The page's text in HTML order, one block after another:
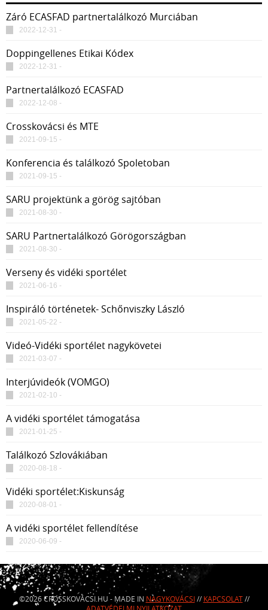
Záró ECASFAD partnertalálkozó Murciában
2022-12-31 -
Doppingellenes Etikai Kódex
2022-12-31 -
Partnertalálkozó ECASFAD
2022-12-08 -
Crosskovácsi és MTE
2021-09-15 -
Konferencia és találkozó Spoletoban
2021-09-15 -
SARU projektünk a görög sajtóban
2021-08-30 -
SARU Partnertalálkozó Görögországban
2021-08-30 -
Verseny és vidéki sportélet
2021-06-16 -
Inspiráló történetek- Schőnviszky László
2021-05-22 -
Videó-Vidéki sportélet nagykövetei
2021-03-07 -
Interjúvideók (VOMGO)
2021-02-10 -
A vidéki sportélet támogatása
2021-01-25 -
Találkozó Szlovákiában
2020-08-18 -
Vidéki sportélet:Kiskunság
2020-08-01 -
A vidéki sportélet fellendítése
2020-06-09 -
©2026 CROSSKOVÁCSI.HU - MADE IN NAGYKOVÁCSI// KAPCSOLAT//